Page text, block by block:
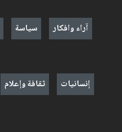
آراء وافكار سياسة
إنسانيات ثقافة وإعلام